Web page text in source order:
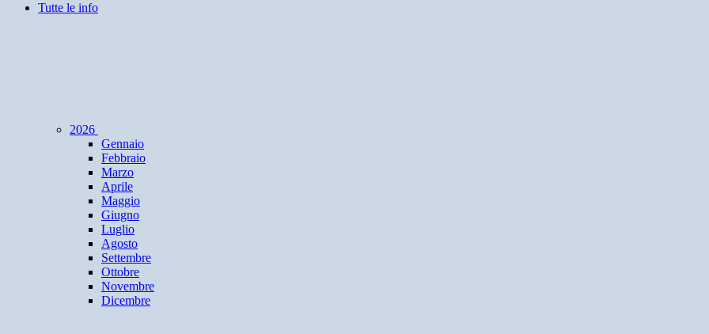
Tutte le info
2026
Gennaio
Febbraio
Marzo
Aprile
Maggio
Giugno
Luglio
Agosto
Settembre
Ottobre
Novembre
Dicembre